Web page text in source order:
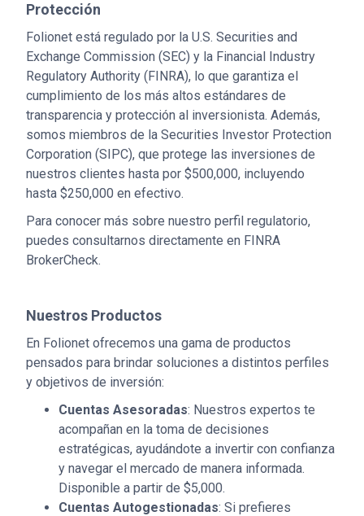
Protección
Folionet está regulado por la U.S. Securities and
Exchange Commission (SEC) y la Financial Industry
Regulatory Authority (FINRA), lo que garantiza el
cumplimiento de los más altos estándares de
transparencia y protección al inversionista. Además,
somos miembros de la Securities Investor Protection
Corporation (SIPC), que protege las inversiones de
nuestros clientes hasta por $500,000, incluyendo
hasta $250,000 en efectivo.
Para conocer más sobre nuestro perfil regulatorio,
puedes consultarnos directamente en FINRA
BrokerCheck.
Nuestros Productos
En Folionet ofrecemos una gama de productos
pensados para brindar soluciones a distintos perfiles
y objetivos de inversión:
Cuentas Asesoradas: Nuestros expertos te
acompañan en la toma de decisiones
estratégicas, ayudándote a invertir con confianza
y navegar el mercado de manera informada.
Disponible a partir de $5,000.
Cuentas Autogestionadas: Si prefieres